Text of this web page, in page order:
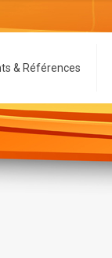
& Références